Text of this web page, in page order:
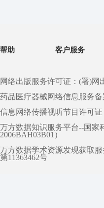
帮助 客户服务
网络出版服务许可证：(署)网
药品医疗器械网络信息服务
信息网络传播视听节目许可证
万方数据知识服务平台--国家
2006BAH03B01）
万方数据学术资源发现获取
第11363462号